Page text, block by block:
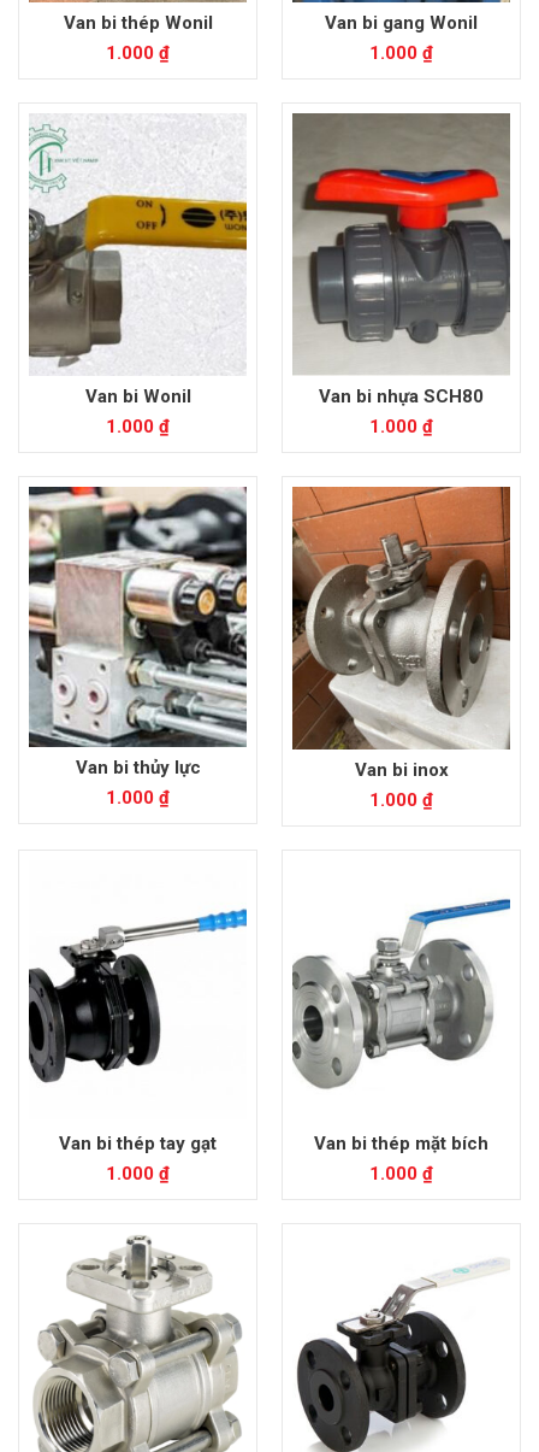
Van bi thép Wonil
1.000 ₫
Van bi gang Wonil
1.000 ₫
Van bi Wonil
1.000 ₫
Van bi nhựa SCH80
1.000 ₫
Van bi thủy lực
1.000 ₫
Van bi inox
1.000 ₫
Van bi thép tay gạt
1.000 ₫
Van bi thép mặt bích
1.000 ₫